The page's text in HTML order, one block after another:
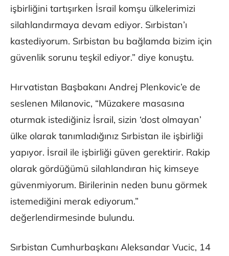
işbirliğini tartışırken İsrail komşu ülkelerimizi
silahlandırmaya devam ediyor. Sırbistan’ı
kastediyorum. Sırbistan bu bağlamda bizim için
güvenlik sorunu teşkil ediyor.” diye konuştu.
Hırvatistan Başbakanı Andrej Plenkovic’e de
seslenen Milanovic, “Müzakere masasına
oturmak istediğiniz İsrail, sizin ‘dost olmayan’
ülke olarak tanımladığınız Sırbistan ile işbirliği
yapıyor. İsrail ile işbirliği güven gerektirir. Rakip
olarak gördüğümü silahlandıran hiç kimseye
güvenmiyorum. Birilerinin neden bunu görmek
istemediğini merak ediyorum.”
değerlendirmesinde bulundu.
Sırbistan Cumhurbaşkanı Aleksandar Vucic, 14